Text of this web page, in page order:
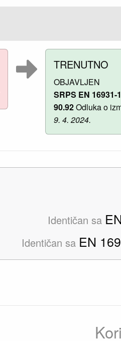
TRENUTNO
OBJAVLJEN
SRPS EN 16931-
90.92Odluka o
9. 4. 2024.
Identičan sa
Identičan sa EN